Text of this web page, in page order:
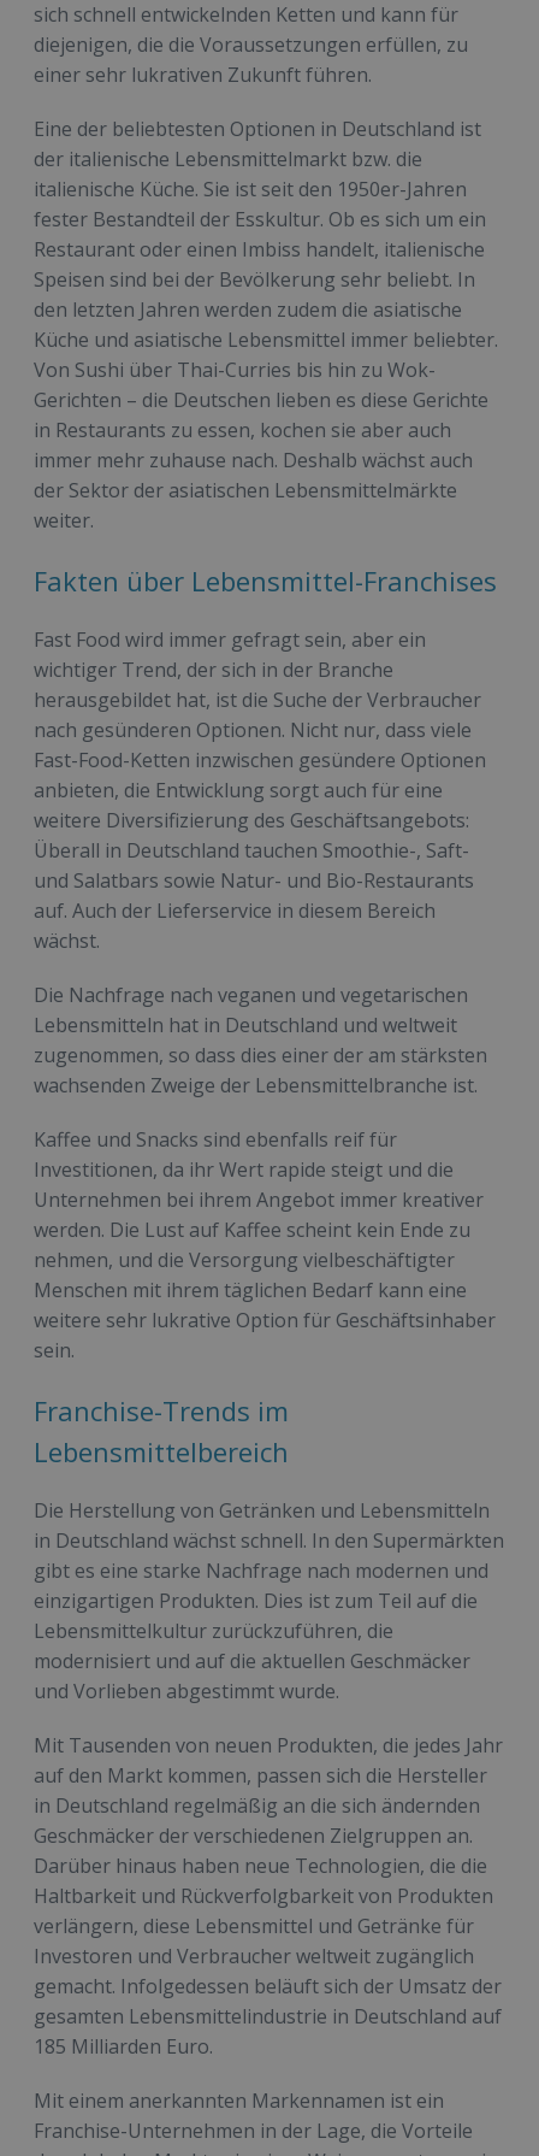
sich schnell entwickelnden Ketten und kann für
diejenigen, die die Voraussetzungen erfüllen, zu
einer sehr lukrativen Zukunft führen.
Eine der beliebtesten Optionen in Deutschland ist
der italienische Lebensmittelmarkt bzw. die
italienische Küche. Sie ist seit den 1950er-Jahren
fester Bestandteil der Esskultur. Ob es sich um ein
Restaurant oder einen Imbiss handelt, italienische
Speisen sind bei der Bevölkerung sehr beliebt. In
den letzten Jahren werden zudem die asiatische
Küche und asiatische Lebensmittel immer beliebter.
Von Sushi über Thai-Curries bis hin zu Wok-
Gerichten – die Deutschen lieben es diese Gerichte
in Restaurants zu essen, kochen sie aber auch
immer mehr zuhause nach. Deshalb wächst auch
der Sektor der asiatischen Lebensmittelmärkte
weiter.
Fakten über Lebensmittel-Franchises
Fast Food wird immer gefragt sein, aber ein
wichtiger Trend, der sich in der Branche
herausgebildet hat, ist die Suche der Verbraucher
nach gesünderen Optionen. Nicht nur, dass viele
Fast-Food-Ketten inzwischen gesündere Optionen
anbieten, die Entwicklung sorgt auch für eine
weitere Diversifizierung des Geschäftsangebots:
Überall in Deutschland tauchen Smoothie-, Saft-
und Salatbars sowie Natur- und Bio-Restaurants
auf. Auch der Lieferservice in diesem Bereich
wächst.
Die Nachfrage nach veganen und vegetarischen
Lebensmitteln hat in Deutschland und weltweit
zugenommen, so dass dies einer der am stärksten
wachsenden Zweige der Lebensmittelbranche ist.
Kaffee und Snacks sind ebenfalls reif für
Investitionen, da ihr Wert rapide steigt und die
Unternehmen bei ihrem Angebot immer kreativer
werden. Die Lust auf Kaffee scheint kein Ende zu
nehmen, und die Versorgung vielbeschäftigter
Menschen mit ihrem täglichen Bedarf kann eine
weitere sehr lukrative Option für Geschäftsinhaber
sein.
Franchise-Trends im
Lebensmittelbereich
Die Herstellung von Getränken und Lebensmitteln
in Deutschland wächst schnell. In den Supermärkten
gibt es eine starke Nachfrage nach modernen und
einzigartigen Produkten. Dies ist zum Teil auf die
Lebensmittelkultur zurückzuführen, die
modernisiert und auf die aktuellen Geschmäcker
und Vorlieben abgestimmt wurde.
Mit Tausenden von neuen Produkten, die jedes Jahr
auf den Markt kommen, passen sich die Hersteller
in Deutschland regelmäßig an die sich ändernden
Geschmäcker der verschiedenen Zielgruppen an.
Darüber hinaus haben neue Technologien, die die
Haltbarkeit und Rückverfolgbarkeit von Produkten
verlängern, diese Lebensmittel und Getränke für
Investoren und Verbraucher weltweit zugänglich
gemacht. Infolgedessen beläuft sich der Umsatz der
gesamten Lebensmittelindustrie in Deutschland auf
185 Milliarden Euro.
Mit einem anerkannten Markennamen ist ein
Franchise-Unternehmen in der Lage, die Vorteile